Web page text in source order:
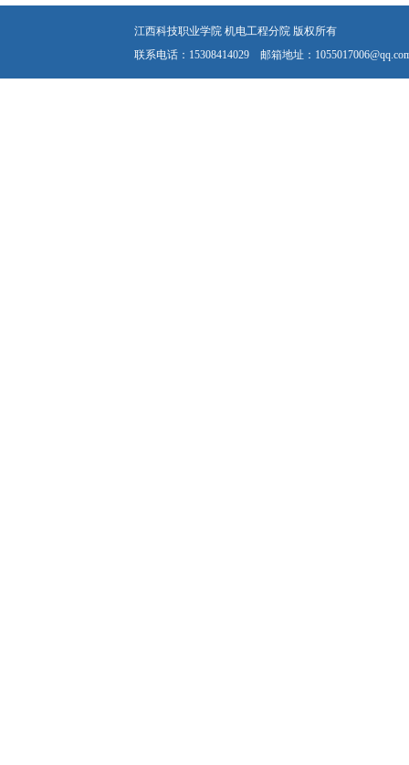
江西科技职业学院 机电工程分院 版权所有
联系电话：15308414029 邮箱地址：